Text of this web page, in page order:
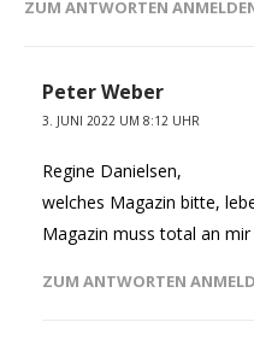
ZUM ANTWORTEN
Peter Weber
3. JUNI 2022 UM 8:12 UHR
Regine Danielsen,
welches Magazin bitte,
Magazin muss total an
ZUM ANTWORTEN